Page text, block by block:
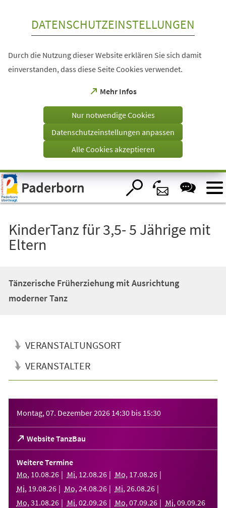
Visuelle
Assistenzsoftware
öffnen.
DATENSCHUTZEINSTELLUNGEN
Durch die Nutzung dieser Website erklären Sie sich damit
einverstanden, dass diese Seite Cookies verwendet.
Mehr Infos
(Öffnet
einem
Tab)
Nur notwendige Cookies
Datenschutzeinstellungen anpassen
Alle Cookies akzeptieren
Paderborn
KinderTanz für 3,5- 5 Jährige mit
Eltern
Tänzerische Früherziehung mit Ausrichtung
moderner Tanz
VERANSTALTUNGSORT
VERANSTALTER
Montag, 07. Dezember 2026 14:30 bis 15:30
Website TanzBau
(Öffnet
in
einem
neuen
Tab)
Weitere Termine
Mo, 10.08.26 Mi, 12.08.26 Mo, 17.08.26
Mi, 19.08.26 Mo, 24.08.26 Mi, 26.08.26
Mo, 31 .08.26 Mi, 02.09.26 Mo, 07.09.26 Mi, 09.09.26